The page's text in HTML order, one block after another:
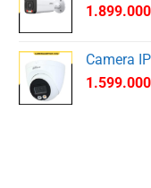
1.899.000
Camera
1.599.000